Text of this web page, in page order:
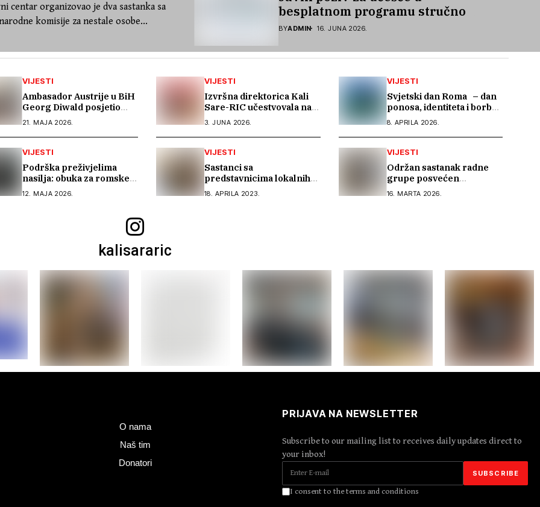
centar organizovao je dva sastanka sa
komisije za nestale osobe...
besplatnom programu stručnog
osposobljavanja i podrške pri
BYADMIN 16. JUNA 2026.
VIJESTI
Ambasador Austrije u BiH
Georg Diwald posjetio
Kali Saru – Romski
informativni centar
21. MAJA 2026.
VIJESTI
Izvršna direktorica Kali
Sare-RIC učestvovala na
godišnjem sastanku
Mreže za prava Roma u
Parizu
3. JUNA 2026.
VIJESTI
Svjetski dan Roma – dan
ponosa, identiteta i borbe
za ravnopravnost
8. APRILA 2026.
VIJESTI
Podrška preživjelima
nasilja: obuka za romske
aktivistice iz Bosne i
Hercegovine
12. MAJA 2026.
VIJESTI
Sastanci sa
predstavnicima lokalnih
institucija u Jajcu, Bihaću,
Živinicama i Modriči
18. APRILA 2023.
VIJESTI
Održan sastanak radne
grupe posvećen
finalizaciji dokumenta
„Anticiganizam u Bosni i
16. MARTA 2026.
kalisararic
O nama
Naš tim
Donatori
PRIJAVA NA NEWSLETTER
Subscribe to our mailing list to receives daily updates direct to
your inbox!
I consent to the terms and conditions